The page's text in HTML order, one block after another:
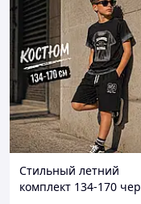
Стильный летний
комплект 134-170